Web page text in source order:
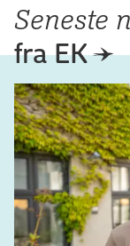
Seneste
fra EK